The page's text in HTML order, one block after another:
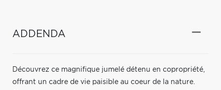
ADDENDA
Découvrez ce magnifique jumelé détenu en copropriété,
offrant un cadre de vie paisible au coeur de la nature.